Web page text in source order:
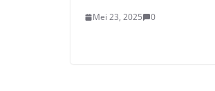
Mei 23, 2025 0